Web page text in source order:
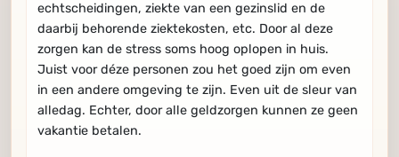
echtscheidingen, ziekte van een gezinslid en de
daarbij behorende ziektekosten, etc. Door al deze
zorgen kan de stress soms hoog oplopen in huis.
Juist voor déze personen zou het goed zijn om even
in een andere omgeving te zijn. Even uit de sleur van
alledag. Echter, door alle geldzorgen kunnen ze geen
vakantie betalen.